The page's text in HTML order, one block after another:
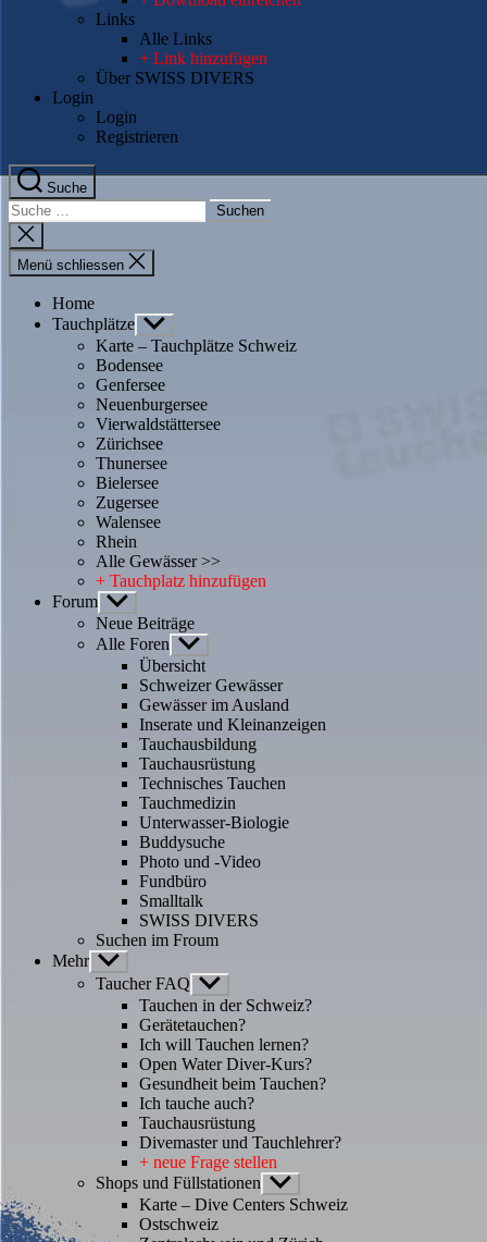
Links
Alle Links
+ Link hinzufügen
Über SWISS DIVERS
Login
Login
Registrieren
Suche
Suche
nach:
Suche
schliessen
Menü schliessen
Home
Tauchplätze Untermenü
anzeigen
Karte – Tauchplätze Schweiz
Bodensee
Genfersee
Neuenburgersee
Vierwaldstättersee
Zürichsee
Thunersee
Bielersee
Zugersee
Walensee
Rhein
Alle Gewässer >>
+ Tauchplatz hinzufügen
Forum Untermenü
anzeigen
Neue Beiträge
Alle Foren Untermenü
anzeigen
Übersicht
Schweizer Gewässer
Gewässer im Ausland
Inserate und Kleinanzeigen
Tauchausbildung
Tauchausrüstung
Technisches Tauchen
Tauchmedizin
Unterwasser-Biologie
Buddysuche
Photo und -Video
Fundbüro
Smalltalk
SWISS DIVERS
Suchen im Froum
Mehr Untermenü
anzeigen
Taucher FAQ Untermenü
anzeigen
Tauchen in der Schweiz?
Gerätetauchen?
Ich will Tauchen lernen?
Open Water Diver-Kurs?
Gesundheit beim Tauchen?
Ich tauche auch?
Tauchausrüstung
Divemaster und Tauchlehrer?
+ neue Frage stellen
Shops und Füllstationen Untermenü
anzeigen
Karte – Dive Centers Schweiz
Ostschweiz